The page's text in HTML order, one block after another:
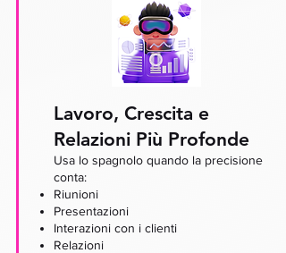
Lavoro, Crescita e
Relazioni Più Profonde
Usa lo spagnolo quando la precisione
conta:
Riunioni
Presentazioni
Interazioni con i clienti
Relazioni